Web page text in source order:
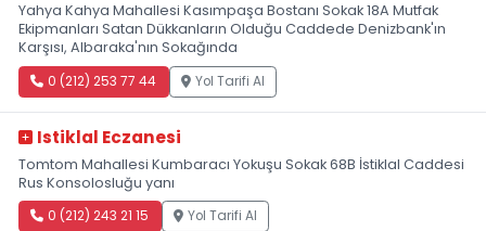
Yahya Kahya Mahallesi Kasımpaşa Bostanı Sokak 18A Mutfak
Ekipmanları Satan Dükkanların Olduğu Caddede Denizbank'ın
Karşısı, Albaraka'nın Sokağında
0 (212) 253 77 44 Yol Tarifi Al
Istiklal Eczanesi
Tomtom Mahallesi Kumbaracı Yokuşu Sokak 68B İstiklal Caddesi
Rus Konsolosluğu yanı
0 (212) 243 21 15 Yol Tarifi Al